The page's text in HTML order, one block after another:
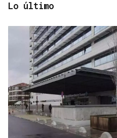
CRECIMIENTO DEMOGRÁFICO
Gráfico | España roza los
tras alcanzar un nuevo
Lo último